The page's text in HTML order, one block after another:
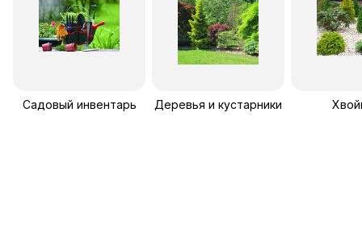
Садовый инвентарь Деревья и кустарники